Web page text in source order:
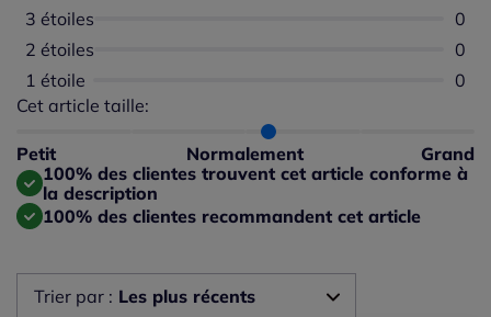
3 étoiles
0
2 étoiles
0
1 étoile
0
Cet article taille:
Petit Normalement Grand
Répartition du taillant selon les avis clients
Taille normalement : 86%
Taille grand : 14%
100% des clientes trouvent cet article conforme à
la description
100% des clientes recommandent cet article
Trier par : Les plus récents